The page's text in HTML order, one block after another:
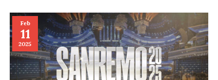
Feb
11
2025